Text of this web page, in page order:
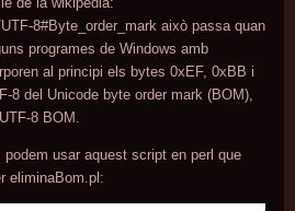
8#Byte_order_mark això passa quan
programes de Windows amb
al principi els bytes 0xEF, 0xBB i
8 del Unicode byte order mark (BOM),
8 BOM.
usar aquest script en perl que
eliminaBom.pl: